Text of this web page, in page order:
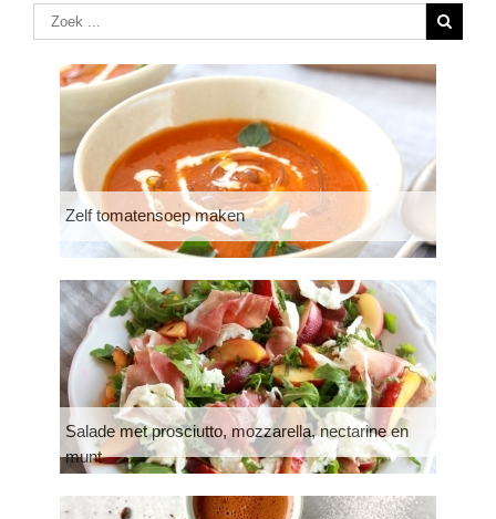
Zelf tomatensoep maken
Salade met prosciutto, mozzarella, nectarine en
munt